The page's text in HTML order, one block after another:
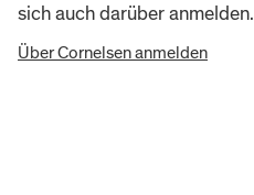
sich auch darüber anmelden.
Über Cornelsen anmelden